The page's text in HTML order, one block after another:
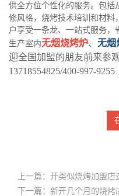
供全方位个性化的服务。包括
修风格，烧烤技术培训和材料
户享受一条龙、一站式服务
生产室内无烟烧烤炉、 无烟
迎全国加盟的朋友前来参
13718554825/400-997-9255
上一篇：开类似烧烤加盟
下一篇：新开几个月的烧